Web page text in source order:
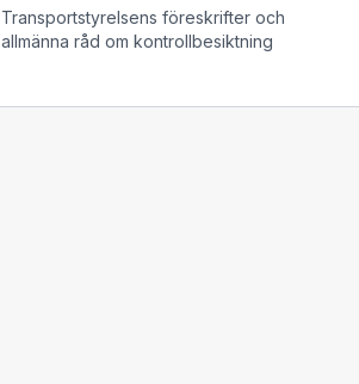
Transportstyrelsens föreskrifter och
allmänna råd om kontrollbesiktning